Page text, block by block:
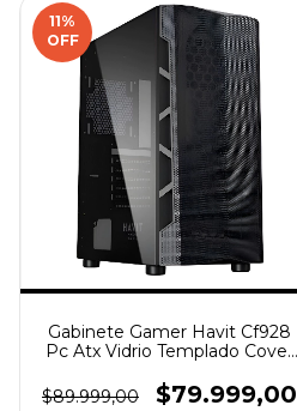
11%
OFF
Gabinete Gamer Havit Cf928
Pc Atx Vidrio Templado Cover
$89.999,00
$79.999,00